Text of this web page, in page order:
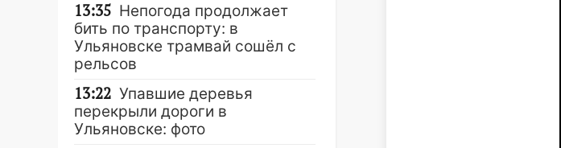
13:35 Непогода продолжает
бить по транспорту: в
Ульяновске трамвай сошёл с
рельсов
13:22 Упавшие деревья
перекрыли дороги в
Ульяновске: фото